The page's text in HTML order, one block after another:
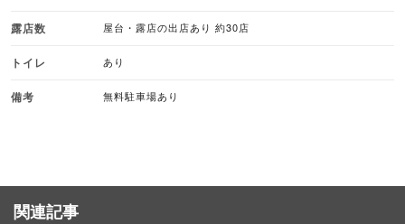
露店数 屋台・露店の出店あり 約30店
トイレ あり
備考 無料駐車場あり
関連記事